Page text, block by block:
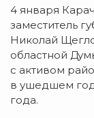
4 января
заместитель
Николай
областной
с активом
в ушедшем
года.